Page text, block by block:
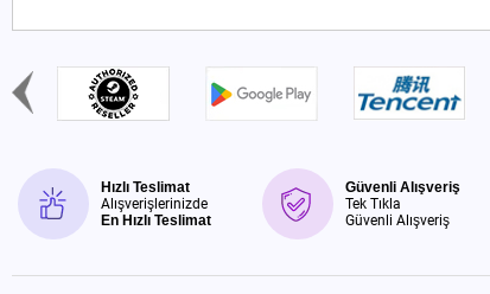
Hızlı Teslimat
Alışverişlerinizde
En Hızlı Teslimat
Güvenli Alışveriş
Tek Tıkla
Güvenli Alışveriş